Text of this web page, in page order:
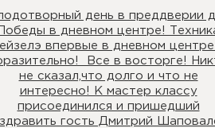
день в преддверии
Победы в дневном центре!
впервые в дневном центре
Все в восторге!
не сказал,что долго и что не
интересно! К мастер классу
присоединился и пришедший
гость Дмитрий